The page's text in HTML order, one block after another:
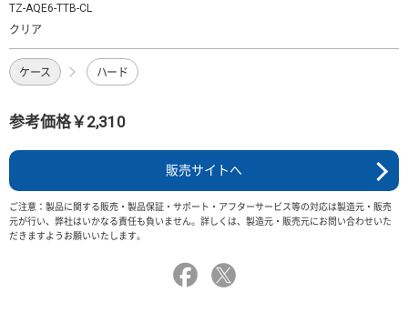
TZ-AQE6-TTB-CL
クリア
ケース ハード
参考価格￥2,310
販売サイトへ
ご注意：製品に関する販売・製品保証・サポート・アフターサービス等の対応は製造元・販売
元が行い、弊社はいかなる責任も負いません。詳しくは、製造元・販売元にお問い合わせいた
だきますようお願いいたします。